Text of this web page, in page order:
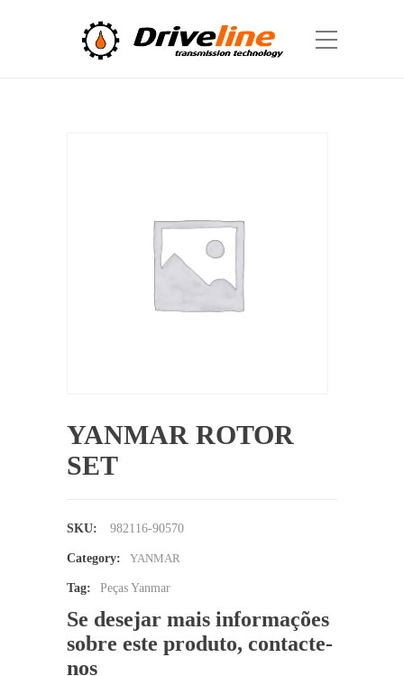
YANMAR ROTOR
SET
SKU: 982116-90570
Category: YANMAR
Tag: Peças Yanmar
Se desejar mais informações
sobre este produto, contacte-
nos